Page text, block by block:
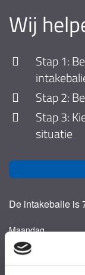
Wij
Stap 1:
Stap 2:
Stap 3:
situatie
De intakebalie is
Maandag
Dinsdag
Woensdag
Donderdag